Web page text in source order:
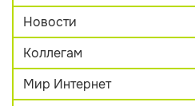
Новости
Коллегам
Мир Интернет